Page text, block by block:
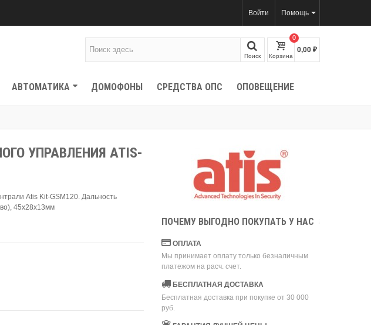
Помощь
Войти
Поиск Корзина
0
0,00 ₽
АВТОМАТИКА ДОМОФОНЫ СРЕДСТВА ОПС ОПОВЕЩЕНИЕ
УПРАВЛЕНИЯ ATIS-
Atis Kit-GSM120. Дальность
45x28х13мм
ПОЧЕМУ ВЫГОДНО ПОКУПАТЬ У НАС
ОПЛАТА
Мы принимает оплату только безналичным
платежом на расч. счет.
БЕСПЛАТНАЯ ДОСТАВКА
Бесплатная доставка при покупке от 30 000
руб.